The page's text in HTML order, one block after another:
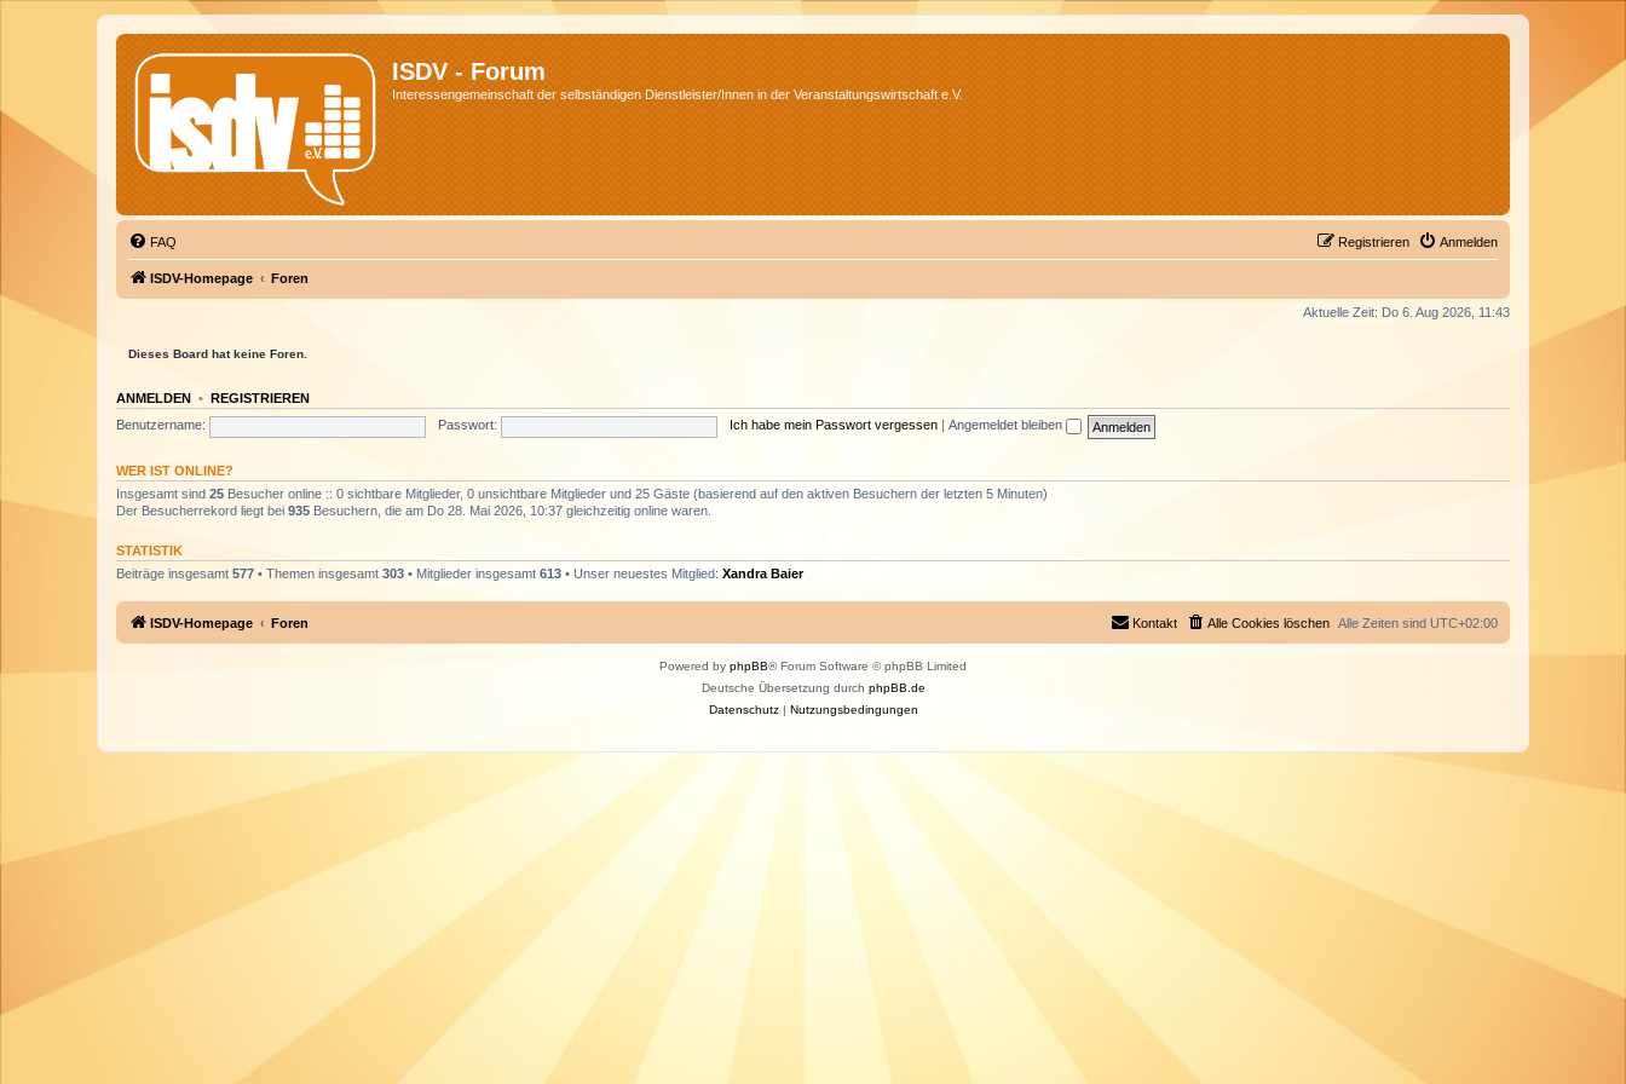
ISDV - Forum
Interessengemeinschaft der selbständigen Dienstleister/Innen in der Veranstaltungswirtschaft e.V.
FAQ Anmelden
Registrieren
ISDV-Homepage Foren
Aktuelle Zeit: Do 6. Aug 2026, 11:43
Dieses Board hat keine Foren.
ANMELDEN • REGISTRIEREN
Benutzername:
Passwort: Ich habe mein Passwort vergessen Angemeldet bleiben
WER IST ONLINE?
Insgesamt sind 25 Besucher online :: 0 sichtbare Mitglieder, 0 unsichtbare Mitglieder und 25 Gäste (basierend auf den aktiven Besuchern der letzten 5 Minuten)
Der Besucherrekord liegt bei 935 Besuchern, die am Do 28. Mai 2026, 10:37 gleichzeitig online waren.
STATISTIK
Beiträge insgesamt 577 • Themen insgesamt 303 • Mitglieder insgesamt 613 • Unser neuestes Mitglied: Xandra Baier
ISDV-Homepage Foren Alle Zeiten sind UTC+02:00
Alle Cookies löschen
Kontakt
Powered by phpBB® Forum Software © phpBB Limited
Deutsche Übersetzung durch phpBB.de
Datenschutz| Nutzungsbedingungen